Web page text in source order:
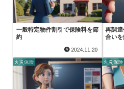
一般特定物件割引で保険料を節
約
2024.11.20
再調
合い
火災保険 火災保険